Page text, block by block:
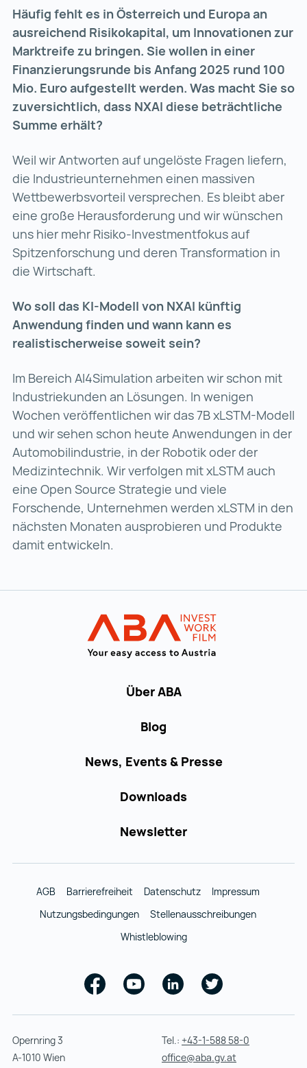
Häufig fehlt es in Österreich und Europa an
ausreichend Risikokapital, um Innovationen zur
Marktreife zu bringen. Sie wollen in einer
Finanzierungsrunde bis Anfang 2025 rund 100
Mio. Euro aufgestellt werden. Was macht Sie so
zuversichtlich, dass NXAI diese beträchtliche
Summe erhält?
Weil wir Antworten auf ungelöste Fragen liefern,
die Industrieunternehmen einen massiven
Wettbewerbsvorteil versprechen. Es bleibt aber
eine große Herausforderung und wir wünschen
uns hier mehr Risiko-Investmentfokus auf
Spitzenforschung und deren Transformation in
die Wirtschaft.
Wo soll das KI-Modell von NXAI künftig
Anwendung finden und wann kann es
realistischerweise soweit sein?
Im Bereich AI4Simulation arbeiten wir schon mit
Industriekunden an Lösungen. In wenigen
Wochen veröffentlichen wir das 7B xLSTM-Modell
und wir sehen schon heute Anwendungen in der
Automobilindustrie, in der Robotik oder der
Medizintechnik. Wir verfolgen mit xLSTM auch
eine Open Source Strategie und viele
Forschende, Unternehmen werden xLSTM in den
nächsten Monaten ausprobieren und Produkte
damit entwickeln.
Über ABA
Blog
News, Events & Presse
Downloads
Newsletter
AGB Barrierefreiheit Datenschutz
Impressum
Nutzungsbedingungen
Stellenausschreibungen
Whistleblowing
Facebook
Youtube
Linkedin
Twitter
Opernring 3
A-1010 Wien
Tel.: +43-1-588 58-0
office@aba.gv.at